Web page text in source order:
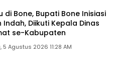
di Bone, Bupati Bone Inisiasi
Diikuti Kepala Dinas
se-Kabupaten
5 Agustus 2026 11:28 AM